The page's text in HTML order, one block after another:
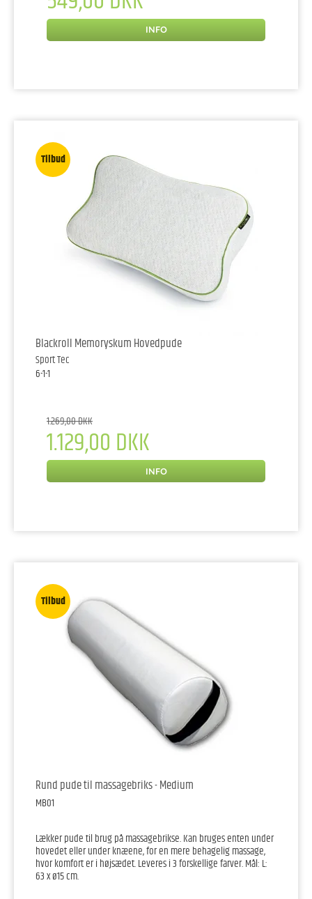
INFO
Tilbud
Blackroll Memoryskum Hovedpude
Sport Tec
6-1-1
1.269,00 DKK
1.129,00 DKK
INFO
Tilbud
Rund pude til massagebriks - Medium
MB01
Lækker pude til brug på massagebrikse. Kan bruges enten under
hovedet eller under knæene, for en mere behagelig massage,
hvor komfort er i højsædet. Leveres i 3 forskellige farver. Mål: L:
63 x ø15 cm.